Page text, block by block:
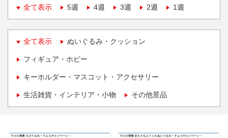
全て表示
5週 4週 3週 2週 1週
全て表示 ぬいぐるみ・クッション
フィギュア・ホビー
キーホルダー・マスコット・アクセサリー
生活雑貨・インテリア・小物 その他景品